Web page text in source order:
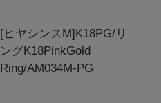
[ヒヤシンスM]K18PG/リ
ングK18PinkGold
Ring/AM034M-PG